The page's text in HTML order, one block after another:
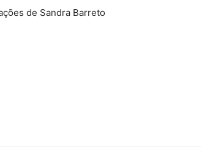
de Sandra Barreto